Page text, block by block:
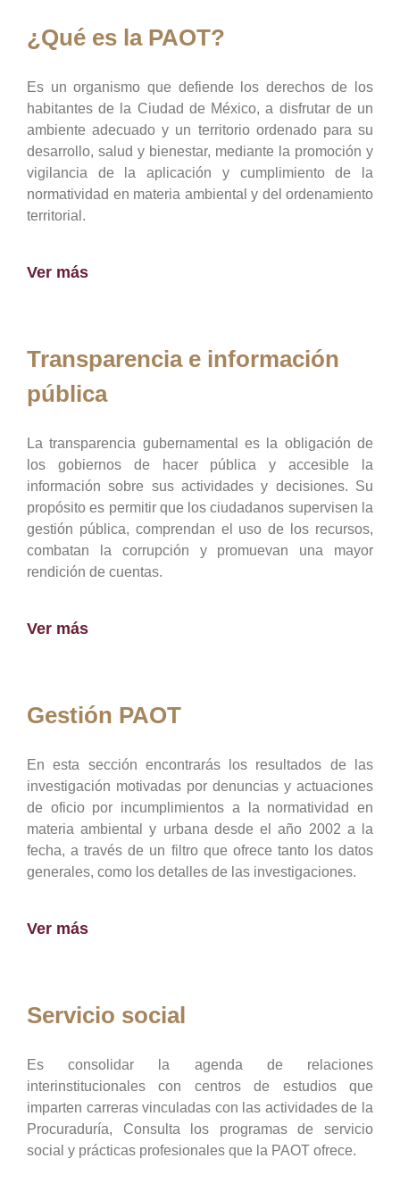
¿Qué es la PAOT?
Es un organismo que defiende los derechos de los
habitantes de la Ciudad de México, a disfrutar de un
ambiente adecuado y un territorio ordenado para su
desarrollo, salud y bienestar, mediante la promoción y
vigilancia de la aplicación y cumplimiento de la
normatividad en materia ambiental y del ordenamiento
territorial.
Ver más
Transparencia e información
pública
La transparencia gubernamental es la obligación de
los gobiernos de hacer pública y accesible la
información sobre sus actividades y decisiones. Su
propósito es permitir que los ciudadanos supervisen la
gestión pública, comprendan el uso de los recursos,
combatan la corrupción y promuevan una mayor
rendición de cuentas.
Ver más
Gestión PAOT
En esta sección encontrarás los resultados de las
investigación motivadas por denuncias y actuaciones
de oficio por incumplimientos a la normatividad en
materia ambiental y urbana desde el año 2002 a la
fecha, a través de un filtro que ofrece tanto los datos
generales, como los detalles de las investigaciones.
Ver más
Servicio social
Es consolidar la agenda de relaciones
interinstitucionales con centros de estudios que
imparten carreras vinculadas con las actividades de la
Procuraduría, Consulta los programas de servicio
social y prácticas profesionales que la PAOT ofrece.